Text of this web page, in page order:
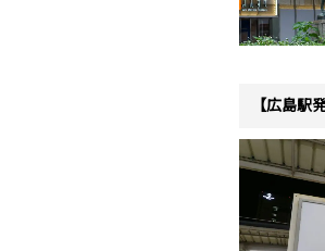
【広島駅